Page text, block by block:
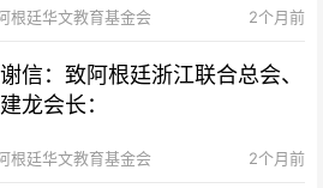
根廷华文教育基金会 2个月前
信：致阿根廷浙江联合总会、
龙会长：
根廷华文教育基金会 2个月前